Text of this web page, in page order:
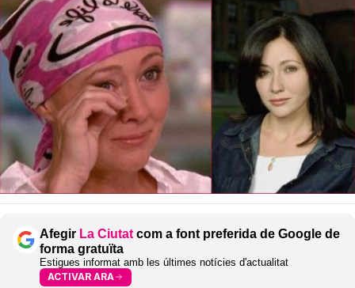
Afegir La Ciutat com a font preferida de Google de
forma gratuïta
Estigues informat amb les últimes notícies d'actualitat
ACTIVAR ARA